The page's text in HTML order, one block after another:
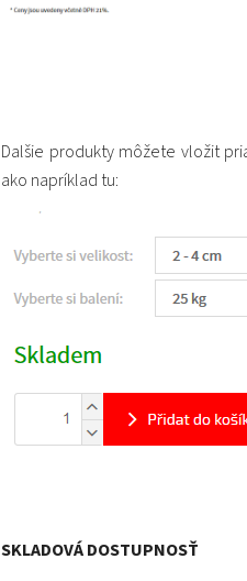
Dalšie produkty môžete vložit
ako napríklad tu:
SKLADOVÁ DOSTUPNOSŤ